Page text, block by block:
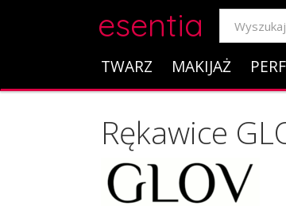
esentia
TWARZ MAKIJAŻ
Rękawice